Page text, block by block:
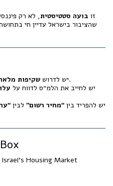
זו בועה סטטיסטית, לא רק
שהציבור בישראל עדיין חי
יש לדרוש שקיפות
במבצעי שיווק והלוואות קבלן.
יש לחייב את הלמ״ס לדווח על
יש להפריד בין “מחיר רשום” לבין
Housing Market